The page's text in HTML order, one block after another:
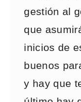
gestión al
que
inicios de
buenos
y hay que